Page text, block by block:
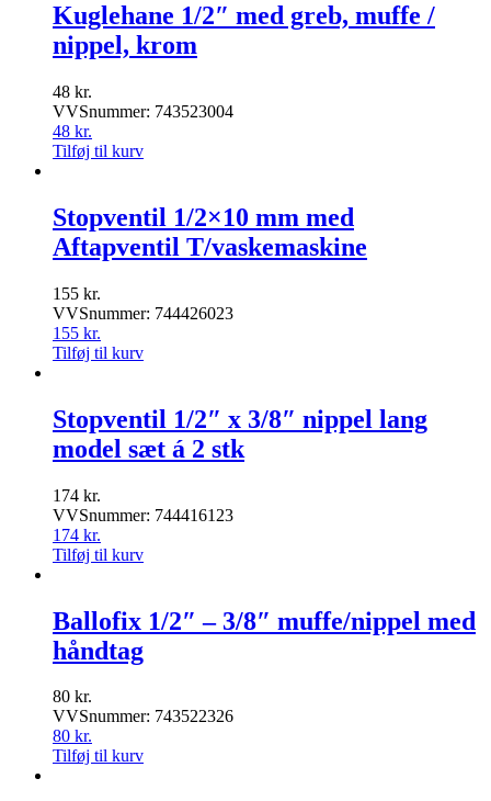
Kuglehane 1/2″ med greb, muffe /
nippel, krom
48 kr.
VVSnummer: 743523004
48 kr.
Tilføj til kurv
Stopventil 1/2×10 mm med
Aftapventil T/vaskemaskine
155 kr.
VVSnummer: 744426023
155 kr.
Tilføj til kurv
Stopventil 1/2″ x 3/8″ nippel lang
model sæt á 2 stk
174 kr.
VVSnummer: 744416123
174 kr.
Tilføj til kurv
Ballofix 1/2″ – 3/8″ muffe/nippel med
håndtag
80 kr.
VVSnummer: 743522326
80 kr.
Tilføj til kurv